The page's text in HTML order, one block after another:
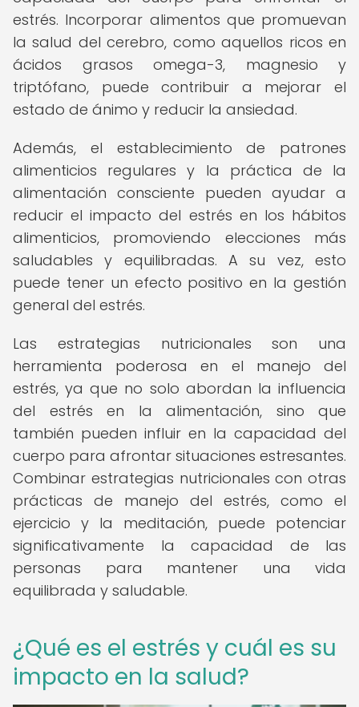
estrés. Incorporar alimentos que promuevan
la salud del cerebro, como aquellos ricos en
ácidos grasos omega-3, magnesio y
triptófano, puede contribuir a mejorar el
estado de ánimo y reducir la ansiedad.
Además, el establecimiento de patrones
alimenticios regulares y la práctica de la
alimentación consciente pueden ayudar a
reducir el impacto del estrés en los hábitos
alimenticios, promoviendo elecciones más
saludables y equilibradas. A su vez, esto
puede tener un efecto positivo en la gestión
general del estrés.
Las estrategias nutricionales son una
herramienta poderosa en el manejo del
estrés, ya que no solo abordan la influencia
del estrés en la alimentación, sino que
también pueden influir en la capacidad del
cuerpo para afrontar situaciones estresantes.
Combinar estrategias nutricionales con otras
prácticas de manejo del estrés, como el
ejercicio y la meditación, puede potenciar
significativamente la capacidad de las
personas para mantener una vida
equilibrada y saludable.
¿Qué es el estrés y cuál es su
impacto en la salud?